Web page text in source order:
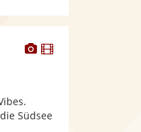
DieserDieser
Südsee